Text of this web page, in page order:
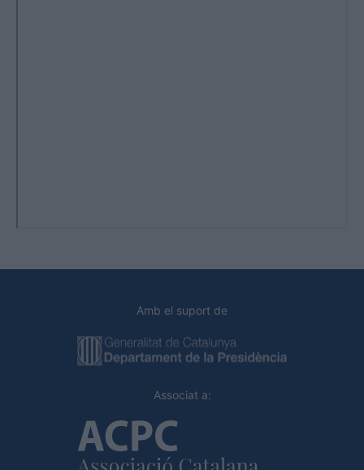
Amb el suport de
Associat a: